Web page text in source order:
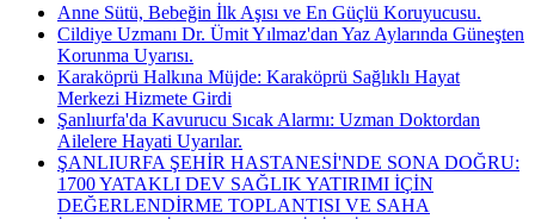
Anne Sütü, Bebeğin İlk Aşısı ve En Güçlü Koruyucusu.
Cildiye Uzmanı Dr. Ümit Yılmaz'dan Yaz Aylarında Güneşten
Korunma Uyarısı.
Karaköprü Halkına Müjde: Karaköprü Sağlıklı Hayat
Merkezi Hizmete Girdi
Şanlıurfa'da Kavurucu Sıcak Alarmı: Uzman Doktordan
Ailelere Hayati Uyarılar.
ŞANLIURFA ŞEHİR HASTANESİ'NDE SONA DOĞRU:
1700 YATAKLI DEV SAĞLIK YATIRIMI İÇİN
DEĞERLENDİRME TOPLANTISI VE SAHA